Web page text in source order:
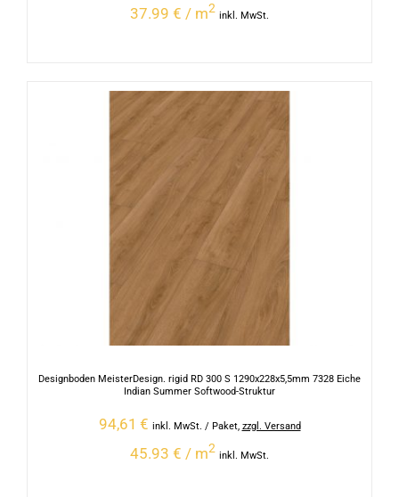
37.99 € / m2
inkl. MwSt.
Designboden MeisterDesign. rigid RD 300 S 1290x228x5,5mm 7328 Eiche
Indian Summer Softwood-Struktur
94,61 € inkl. MwSt. / Paket, zzgl. Versand
45.93 € / m2
inkl. MwSt.